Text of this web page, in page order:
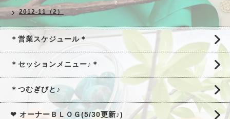
2012-11（2）
＊営業スケジュール＊
＊セッションメニュー♪＊
＊つむぎびと♪
❤ オーナーＢＬＯＧ(5/30更新♪)